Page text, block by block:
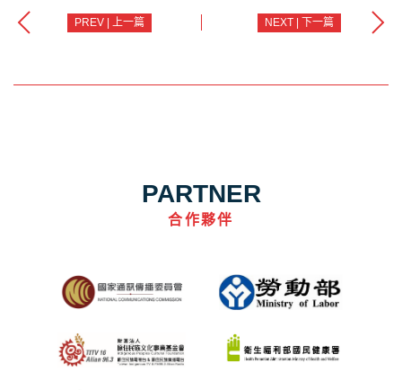
PREV | 上一篇 NEXT | 下一篇
PARTNER
合作夥伴